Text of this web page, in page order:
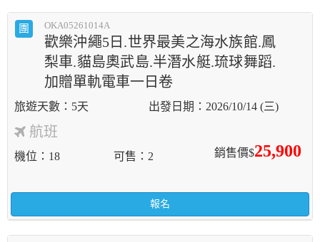
團 OKA05261014A
歡樂沖繩5日.世界最美之海水族館.鳳
梨車.貓島奧武島.半潛水艇.琉球舞蹈.
加贈單軌電車一日卷
5天 2026/10/14 (三)
航班
銷售價$25,900
機位 18 可售 2
報名